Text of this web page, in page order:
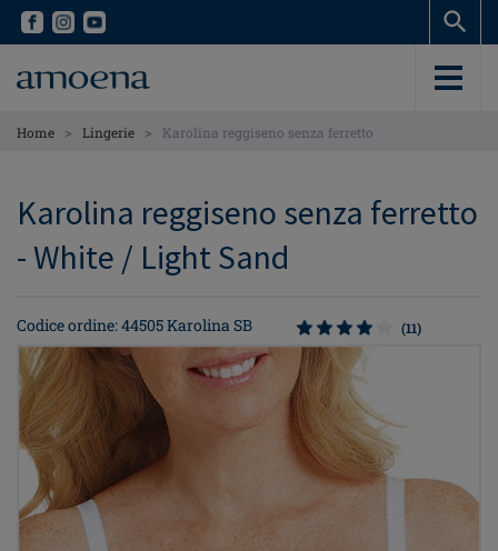
Skip
content
Skip
content
Home > Lingerie > Karolina reggiseno senza ferretto
Karolina reggiseno senza ferretto
- White / Light Sand
Codice ordine: 44505 Karolina SB (11)